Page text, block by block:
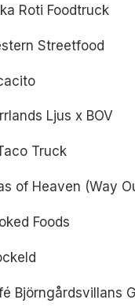
Roti Foodtruck
Streetfood
Ljus x BOV
Truck
of Heaven (Way
Foods
Björngårdsvillans